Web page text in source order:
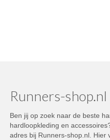
Runners-shop.nl
Ben jij op zoek naar de beste
hardloopkleding en
adres bij Runners-shop.nl. Hier